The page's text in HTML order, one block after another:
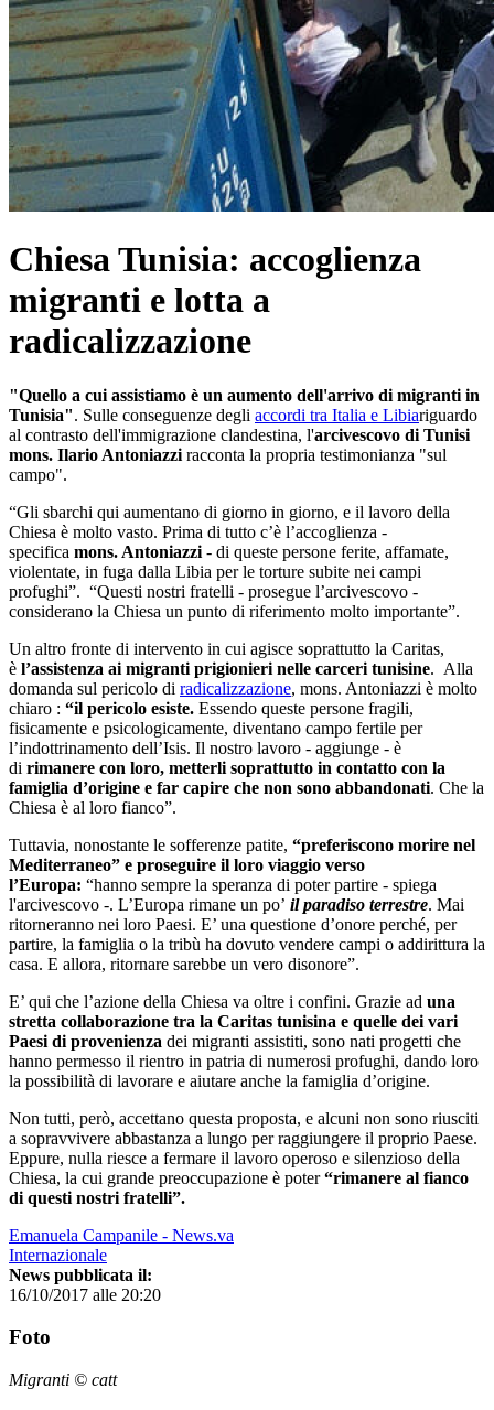
Chiesa Tunisia: accoglienza
migranti e lotta a
radicalizzazione
"Quello a cui assistiamo è un aumento dell'arrivo di migranti in
Tunisia". Sulle conseguenze degli accordi tra Italia e Libiariguardo
al contrasto dell'immigrazione clandestina, l'arcivescovo di Tunisi
mons. Ilario Antoniazzi racconta la propria testimonianza "sul
campo".
“Gli sbarchi qui aumentano di giorno in giorno, e il lavoro della
Chiesa è molto vasto. Prima di tutto c’è l’accoglienza -
specifica mons. Antoniazzi - di queste persone ferite, affamate,
violentate, in fuga dalla Libia per le torture subite nei campi
profughi”. “Questi nostri fratelli - prosegue l’arcivescovo -
considerano la Chiesa un punto di riferimento molto importante”.
Un altro fronte di intervento in cui agisce soprattutto la Caritas,
è l’assistenza ai migranti prigionieri nelle carceri tunisine. Alla
domanda sul pericolo di radicalizzazione, mons. Antoniazzi è molto
chiaro : “il pericolo esiste. Essendo queste persone fragili,
fisicamente e psicologicamente, diventano campo fertile per
l’indottrinamento dell’Isis. Il nostro lavoro - aggiunge - è
di rimanere con loro, metterli soprattutto in contatto con la
famiglia d’origine e far capire che non sono abbandonati. Che la
Chiesa è al loro fianco”.
Tuttavia, nonostante le sofferenze patite, “preferiscono morire nel
Mediterraneo” e proseguire il loro viaggio verso
l’Europa: “hanno sempre la speranza di poter partire - spiega
l'arcivescovo -. L’Europa rimane un po’ il paradiso terrestre. Mai
ritorneranno nei loro Paesi. E’ una questione d’onore perché, per
partire, la famiglia o la tribù ha dovuto vendere campi o addirittura la
casa. E allora, ritornare sarebbe un vero disonore”.
E’ qui che l’azione della Chiesa va oltre i confini. Grazie ad una
stretta collaborazione tra la Caritas tunisina e quelle dei vari
Paesi di provenienza dei migranti assistiti, sono nati progetti che
hanno permesso il rientro in patria di numerosi profughi, dando loro
la possibilità di lavorare e aiutare anche la famiglia d’origine.
Non tutti, però, accettano questa proposta, e alcuni non sono riusciti
a sopravvivere abbastanza a lungo per raggiungere il proprio Paese.
Eppure, nulla riesce a fermare il lavoro operoso e silenzioso della
Chiesa, la cui grande preoccupazione è poter“rimanere al fianco
di questi nostri fratelli”.
Emanuela Campanile - News.va
Internazionale
News pubblicata il:
16/10/2017 alle 20:20
Foto
Migranti © catt